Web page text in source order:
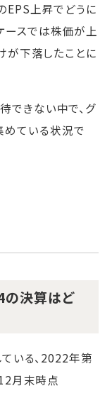
EPS上昇でどうに
ースでは株価が上
が下落したことに
できない中で、グ
ている状況で
の決算はど
いる、2022年第
月末時点